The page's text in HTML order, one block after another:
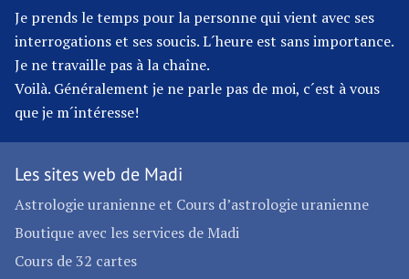
Je prends le temps pour la personne qui vient avec ses
interrogations et ses soucis. L´heure est sans importance.
Je ne travaille pas à la chaîne.
Voilà. Généralement je ne parle pas de moi, c´est à vous
que je m´intéresse!
Les sites web de Madi
Astrologie uranienne et Cours d’astrologie uranienne
Boutique avec les services de Madi
Cours de 32 cartes